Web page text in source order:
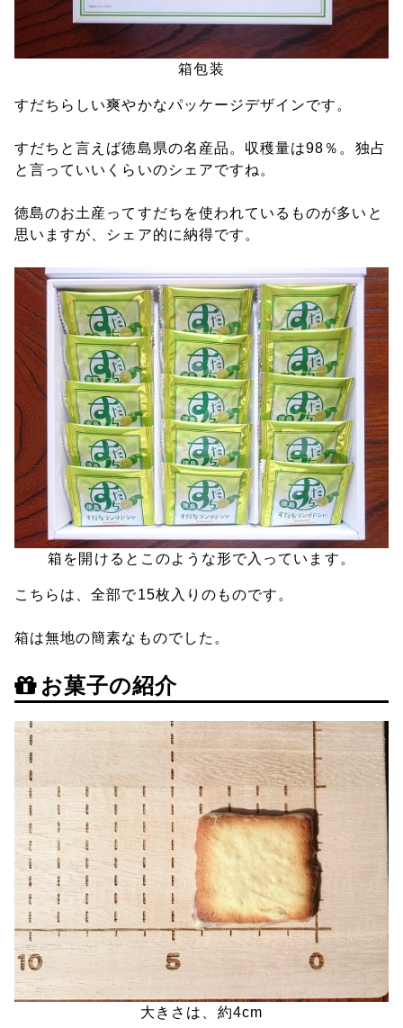
箱包装
すだちらしい爽やかなパッケージデザインです。
すだちと言えば徳島県の名産品。収穫量は98％。独占
と言っていいくらいのシェアですね。
徳島のお土産ってすだちを使われているものが多いと
思いますが、シェア的に納得です。
箱を開けるとこのような形で入っています。
こちらは、全部で15枚入りのものです。
箱は無地の簡素なものでした。
お菓子の紹介
大きさは、約4cm